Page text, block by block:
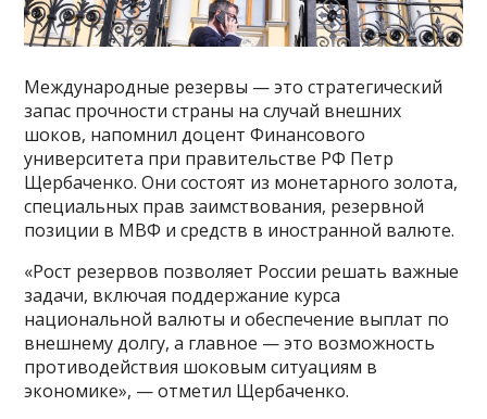
Международные резервы — это стратегический
запас прочности страны на случай внешних
шоков, напомнил доцент Финансового
университета при правительстве РФ Петр
Щербаченко. Они состоят из монетарного золота,
специальных прав заимствования, резервной
позиции в МВФ и средств в иностранной валюте.
«Рост резервов позволяет России решать важные
задачи, включая поддержание курса
национальной валюты и обеспечение выплат по
внешнему долгу, а главное — это возможность
противодействия шоковым ситуациям в
экономике», — отметил Щербаченко.